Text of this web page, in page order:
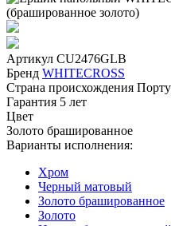
Артикул CU2476GLB
Бренд WHITECROSS
Страна происхождения
Гарантия 5 лет
Цвет
Золото брашированное
Варианты исполнения:
Хром
Черный матовый
Золото брашированное
Золото